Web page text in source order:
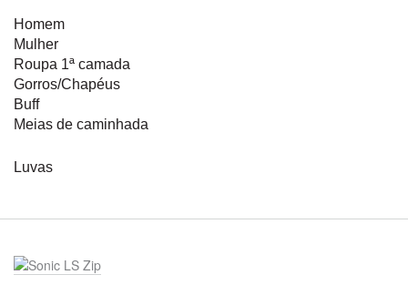
Homem
Mulher
Roupa 1ª camada
Gorros/Chapéus
Buff
Meias de caminhada
Luvas